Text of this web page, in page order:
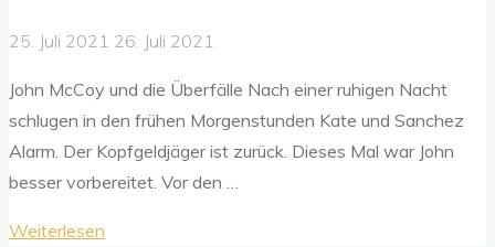
25. Juli 2021 26. Juli 2021
John McCoy und die Überfälle Nach einer ruhigen Nacht
schlugen in den frühen Morgenstunden Kate und Sanchez
Alarm. Der Kopfgeldjäger ist zurück. Dieses Mal war John
besser vorbereitet. Vor den …
Weiterlesen